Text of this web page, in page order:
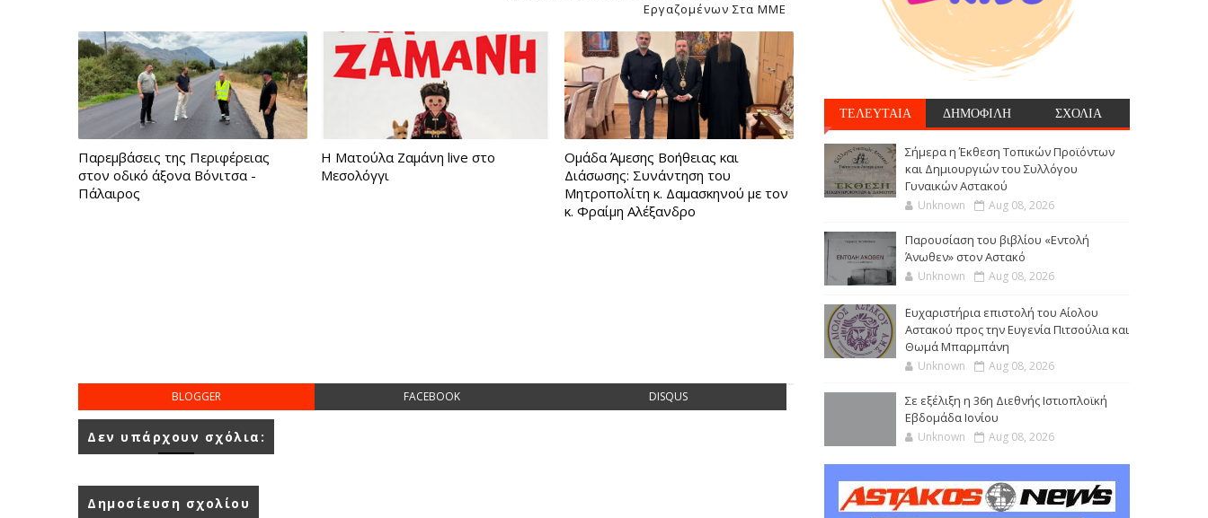
Εργαζομένων Στα ΜΜΕ
Παρεμβάσεις της Περιφέρειας
στον οδικό άξονα Βόνιτσα -
Πάλαιρος
Η Ματούλα Ζαμάνη live στο
Μεσολόγγι
Ομάδα Άμεσης Βοήθειας και
Διάσωσης: Συνάντηση του
Μητροπολίτη κ. Δαμασκηνού με τον
κ. Φραίμη Αλέξανδρο
BLOGGER FACEBOOK DISQUS
Δεν υπάρχουν σχόλια:
Δημοσίευση σχολίου
ΤΕΛΕΥΤΑΙΑ ΔΗΜΟΦΙΛΗ ΣΧΟΛΙΑ
Σήμερα η Έκθεση Τοπικών Προϊόντων
και Δημιουργιών του Συλλόγου
Γυναικών Αστακού
Unknown Aug 08, 2026
Παρουσίαση του βιβλίου «Εντολή
Άνωθεν» στον Αστακό
Unknown Aug 08, 2026
Ευχαριστήρια επιστολή του Αίολου
Αστακού προς την Ευγενία Πιτσούλια και
Θωμά Μπαρμπάνη
Unknown Aug 08, 2026
Σε εξέλιξη η 36η Διεθνής Ιστιοπλοϊκή
Εβδομάδα Ιονίου
Unknown Aug 08, 2026